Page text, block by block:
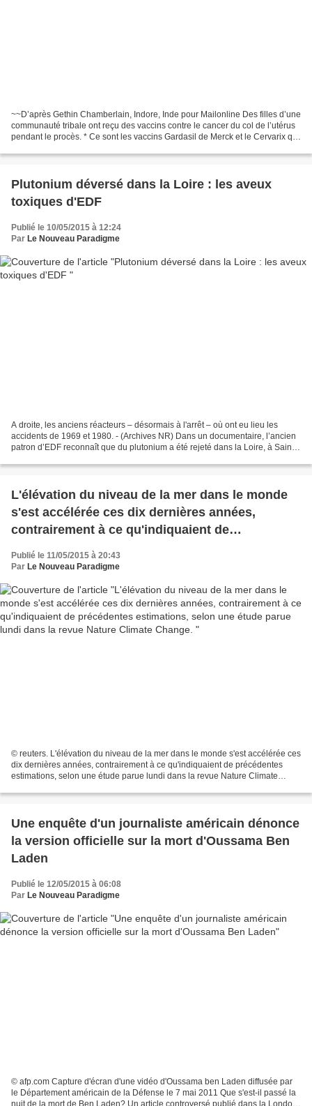
~~D’après Gethin Chamberlain, Indore, Inde pour Mailonline Des filles d’une
communauté tribale ont reçu des vaccins contre le cancer du col de l’utérus
pendant le procès. * Ce sont les vaccins Gardasil de Merck et le Cervarix qui
Plutonium déversé dans la Loire : les aveux
toxiques d'EDF
Publié le 10/05/2015 à 12:24
Par Le Nouveau Paradigme
A droite, les anciens réacteurs – désormais à l'arrêt – où ont eu lieu les
accidents de 1969 et 1980. - (Archives NR) Dans un documentaire, l’ancien
patron d’EDF reconnaît que du plutonium a été rejeté dans la Loire, à Saint-
L'élévation du niveau de la mer dans le monde
s'est accélérée ces dix dernières années,
contrairement à ce qu'indiquaient de
précédentes estimations, selon une étude parue
lundi dans la revue Nature Climate Change.
Publié le 11/05/2015 à 20:43
Par Le Nouveau Paradigme
© reuters. L'élévation du niveau de la mer dans le monde s'est accélérée ces
dix dernières années, contrairement à ce qu'indiquaient de précédentes
estimations, selon une étude parue lundi dans la revue Nature Climate
Une enquête d'un journaliste américain dénonce
la version officielle sur la mort d'Oussama Ben
Laden
Publié le 12/05/2015 à 06:08
Par Le Nouveau Paradigme
© afp.com Capture d'écran d'une vidéo d'Oussama ben Laden diffusée par
le Département américain de la Défense le 7 mai 2011 Que s'est-il passé la